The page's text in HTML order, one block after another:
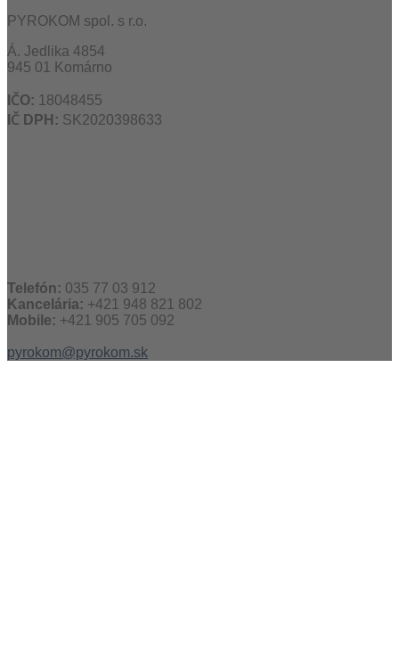
PYROKOM spol. s r.o.
Á. Jedlika 4854
945 01 Komárno
IČO: 18048455
IČ DPH: SK2020398633
Telefón: 035 77 03 912
Kancelária: +421 948 821 802
Mobile: +421 905 705 092
pyrokom@pyrokom.sk